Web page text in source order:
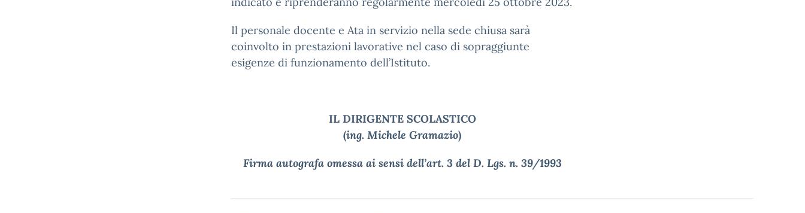
Il personale docente e Ata in servizio nella sede chiusa sarà
coinvolto in prestazioni lavorative nel caso di sopraggiunte
esigenze di funzionamento dell’Istituto.
IL DIRIGENTE SCOLASTICO
(ing. Michele Gramazio)
Firma autografa omessa ai sensi dell’art. 3 del D. Lgs. n. 39/1993